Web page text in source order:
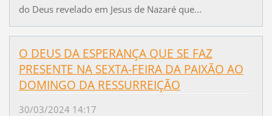
do Deus revelado em Jesus de Nazaré que...
O DEUS DA ESPERANÇA QUE SE FAZ
PRESENTE NA SEXTA-FEIRA DA PAIXÃO AO
DOMINGO DA RESSURREIÇÃO
30/03/2024 14:17